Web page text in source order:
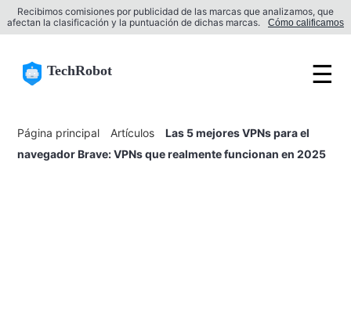
Recibimos comisiones por publicidad de las marcas que analizamos, que
afectan la clasificación y la puntuación de dichas marcas.
Cómo calificamos
TechRobot ☰
Página principal Artículos
Las 5 mejores VPNs para el
navegador Brave: VPNs que realmente funcionan en 2025